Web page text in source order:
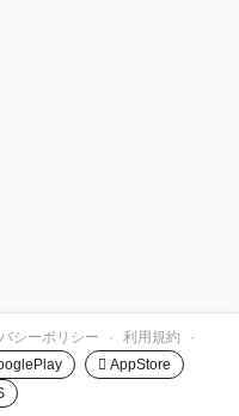
シーポリシー · 利用規約
·
 AppStore